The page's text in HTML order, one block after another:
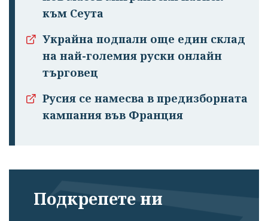
към Сеута
Украйна подпали още един склад
на най-големия руски онлайн
търговец
Русия се намесва в предизборната
кампания във Франция
Подкрепете ни